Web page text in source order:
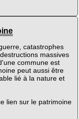
catastrophes
massives
commune est
peut aussi être
lié à la nature et
lien sur le patrimoine